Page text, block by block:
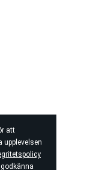
att
upplevelsen